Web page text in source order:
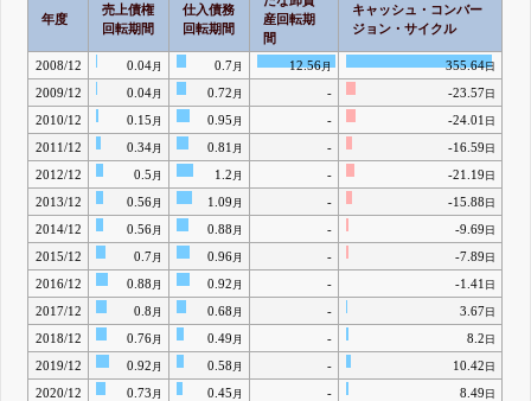
年度
売上債権
回転期間
仕入債務
回転期間
産回転期
間
キャッシュ・コンバー
ジョン・サイクル
2008/12 0.04月 0.7 月 12.56月 355.64日
2009/12 0.04月 0.72 月 - -23.57 日
2010/12 0.15 月 0.95 月 - -24.01 日
2011/12 0.34月 0.81 月 - -16.59 日
2012/12 0.5 月 1.2 月 - -21.19 日
2013/12 0.56月 1.09 月 - -15.88 日
2014/12 0.56月 0.88 月 - -9.69 日
2015/12 0.7 月 0.96月 - -7.89 日
2016/12 0.88 月 0.92 月 - -1.41 日
2017/12 0.8 月 0.68 月 - 3.67 日
2018/12 0.76月 0.49 月 - 8.2 日
2019/12 0.92 月 0.58 月 - 10.42 日
2020/12 0.73 月 0.45 月 - 8.49 日